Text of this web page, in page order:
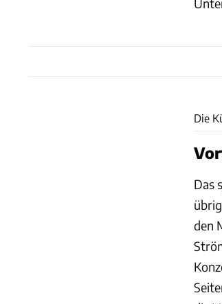
Die
Das
den